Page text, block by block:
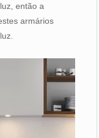
então a
armários